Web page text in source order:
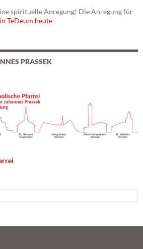
spirituelle Anregung! Die Anregung für
TeDeum heute
PRASSEK